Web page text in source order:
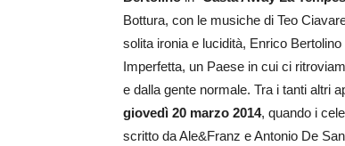
Bottura, con le musiche di Teo
solita ironia e lucidità, Enrico
Imperfetta, un Paese in cui ci
e dalla gente normale. Tra i tanti altri
giovedì 20 marzo 2014, quando i
scritto da Ale&Franz e Antonio De